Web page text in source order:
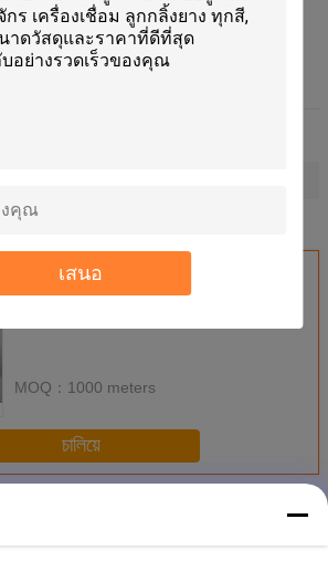
เสนอ
Month
ท่ออากาศยูรีเทน
এর সেরা মূল্য পান
MOQ： 1000 meters
চালিয়ে